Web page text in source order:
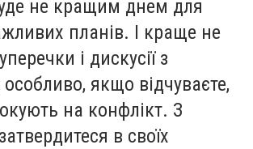
не кращим днем для
планiв. I краще не
i дискусiї з
якщо вiдчуваєте,
на конфлiкт. З
в своїх